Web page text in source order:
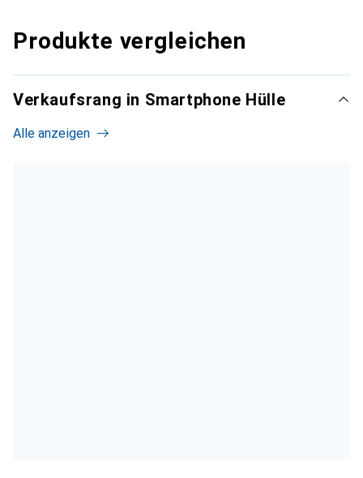
Produkte vergleichen
Verkaufsrang in Smartphone Hülle
Alle anzeigen